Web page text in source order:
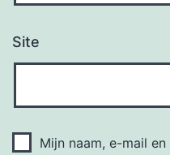
Site
Mijn naam, e-mail